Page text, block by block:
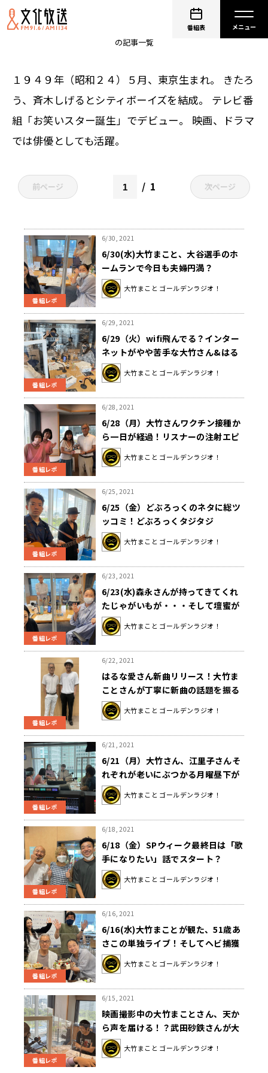
番組表
の記事一覧
１９４９年（昭和２４）５月、東京生まれ。 きたろ
う、斉木しげるとシティボーイズを結成。 テレビ番
組「お笑いスター誕生」でデビュー。 映画、ドラマ
では俳優としても活躍。
前ページ 1 次ページ
番組レポ
6/30, 2021
6/30(水)大竹まこと、大谷選手のホ
ームランで今日も夫婦円満？
大竹まこと ゴールデンラジオ！
番組レポ
6/29, 2021
6/29（火）wifi飛んでる？インター
ネットがやや苦手な大竹さん&はる
な愛さん大混乱！？
大竹まこと ゴールデンラジオ！
番組レポ
6/28, 2021
6/28（月）大竹さんワクチン接種か
ら一日が経過！リスナーの注射エピ
ソードも！
大竹まこと ゴールデンラジオ！
番組レポ
6/25, 2021
6/25（金）どぶろっくのネタに総ツ
ッコミ！どぶろっくタジタジ
大竹まこと ゴールデンラジオ！
番組レポ
6/23, 2021
6/23(水)森永さんが持ってきてくれ
たじゃがいもが・・・そして壇蜜が
いやらしいイモの名前をささやく？
大竹まこと ゴールデンラジオ！
番組レポ
6/22, 2021
はるな愛さん新曲リリース！大竹ま
ことさんが丁寧に新曲の話題を振る
も、愛さん気づかず無関係トークを
展開！？
大竹まこと ゴールデンラジオ！
番組レポ
6/21, 2021
6/21（月）大竹さん、江里子さんそ
れぞれが老いにぶつかる月曜昼下が
り
大竹まこと ゴールデンラジオ！
番組レポ
6/18, 2021
6/18（金）SPウィーク最終日は「歌
手になりたい」話でスタート？
大竹まこと ゴールデンラジオ！
番組レポ
6/16, 2021
6/16(水)大竹まことが観た、51歳あ
さこの単独ライブ！そしてヘビ捕獲
の白輪剛史さんに壇蜜も興奮！
大竹まこと ゴールデンラジオ！
番組レポ
6/15, 2021
映画撮影中の大竹まことさん、天か
ら声を届ける！？武田砂鉄さんが大
竹さんに代わってパーソナリティ
に！？
大竹まこと ゴールデンラジオ！